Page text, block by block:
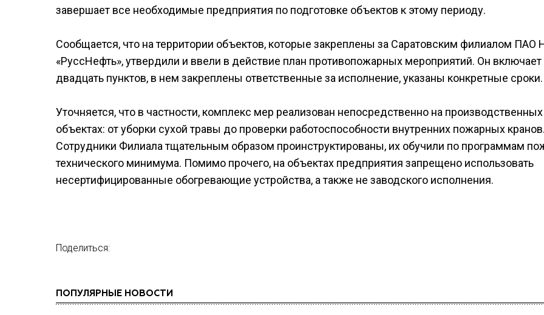
завершает все необходимые предприятия по подготовке объектов к этому периоду.
Сообщается, что на территории объектов, которые закреплены за Саратовским филиалом ПАО
«РуссНефть», утвердили и ввели в действие план противопожарных мероприятий. Он включает
двадцать пунктов, в нем закреплены ответственные за исполнение, указаны конкретные сроки.
Уточняется, что в частности, комплекс мер реализован непосредственно на производственных
объектах: от уборки сухой травы до проверки работоспособности внутренних пожарных кранов.
Сотрудники Филиала тщательным образом проинструктированы, их обучили по программам
технического минимума. Помимо прочего, на объектах предприятия запрещено использовать
несертифицированные обогревающие устройства, а также не заводского исполнения.
Поделиться:
ПОПУЛЯРНЫЕ НОВОСТИ